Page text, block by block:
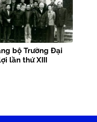
bộ Trường Đại
lần thứ XIII